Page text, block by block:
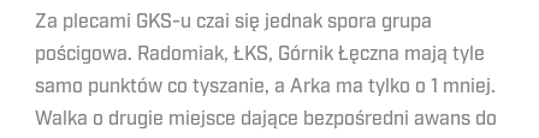
Za plecami GKS-u czai się jednak spora grupa
pościgowa. Radomiak, ŁKS, Górnik Łęczna mają tyle
samo punktów co tyszanie, a Arka ma tylko o 1 mniej.
Walka o drugie miejsce dające bezpośredni awans do